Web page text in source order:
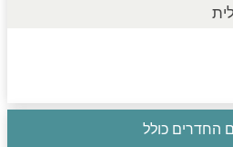
החדרים כולל